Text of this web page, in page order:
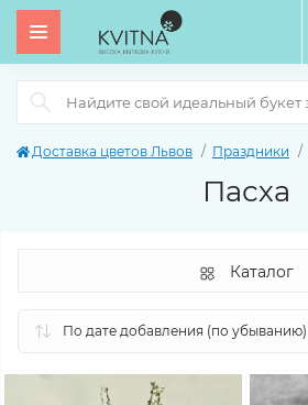
Доставка цветов Львов Праздники
Пасха
Каталог